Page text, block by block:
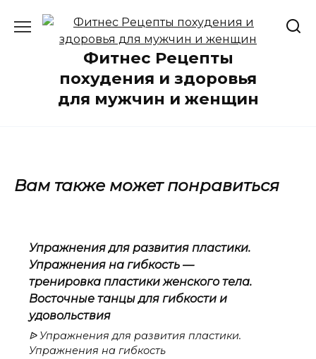
содержанию
Фитнес Рецепты
похудения и здоровья
для мужчин и женщин
Вам также может понравиться
Упражнения для развития пластики.
Упражнения на гибкость —
тренировка пластики женского тела.
Восточные танцы для гибкости и
удовольствия
ᐉ Упражнения для развития пластики.
Упражнения на гибкость